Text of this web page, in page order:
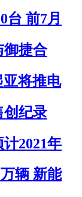
台 前7月
御捷合
亚将推电
创纪录
2021年
辆 新能